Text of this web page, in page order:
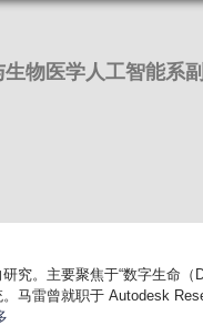
到
容
部
物医学人工智能系
究。主要聚焦于“数字生命
马雷曾就职于 Autodesk